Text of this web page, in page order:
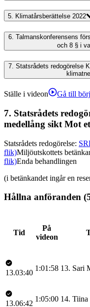
5. Klimatårsberättelse 2022
6. Talmanskonferensens
och 8 § i
7. Statsrådets redogörelse
Ställe i videon Gå till
7. Statsrådets
medellång sikt Mot
Statsrådets redogörelse:
flik)Miljöutskottets
flik)Enda behandlingen
(i betänkandet ingår en
Hållna anföranden
Tid
På
videon
13.03:40
1:01:58 13. Sari
13.06:42
1:05:00 14. Tiina